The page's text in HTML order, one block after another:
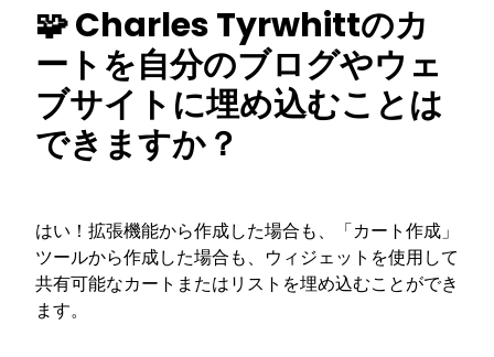
🧩 Charles Tyrwhittのカ
ートを自分のブログやウェ
ブサイトに埋め込むことは
できますか？
はい！拡張機能から作成した場合も、「カート作成」
ツールから作成した場合も、ウィジェットを使用して
共有可能なカートまたはリストを埋め込むことができ
ます。